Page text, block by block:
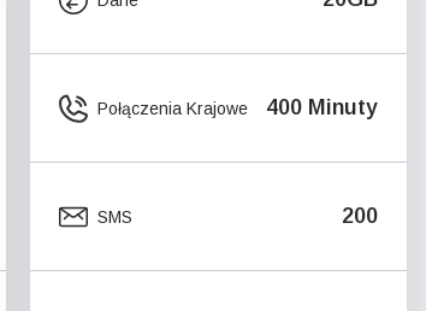
Połączenia Krajowe 400 Minuty
SMS 200